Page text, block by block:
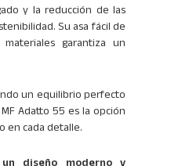
y la reducción de las
Su asa fácil de
garantiza un
un equilibrio perfecto
Adatto 55 es la opción
en cada detalle.
un diseño moderno y